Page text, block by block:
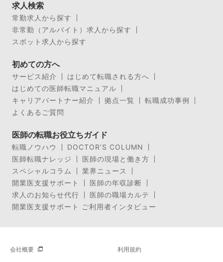
求人検索
常勤求人から探す
非常勤（アルバイト）求人から探す
スポット求人から探す
初めての方へ
サービス紹介
はじめて転職される方へ
はじめての医師転職マニュアル
キャリアパートナー紹介
拠点一覧
転職成功事例
よくあるご質問
医師の転職お役立ちガイド
転職ノウハウ
DOCTOR’S COLUMN
医師転職ナレッジ
医師の現場と働き方
スペシャルコラム
業界ニュース
開業医支援サポート
医師の年収診断
求人のお知らせ代行
医師の職場カルテ
開業医支援サポート ご利用者インタビュー
会社概要 利用規約